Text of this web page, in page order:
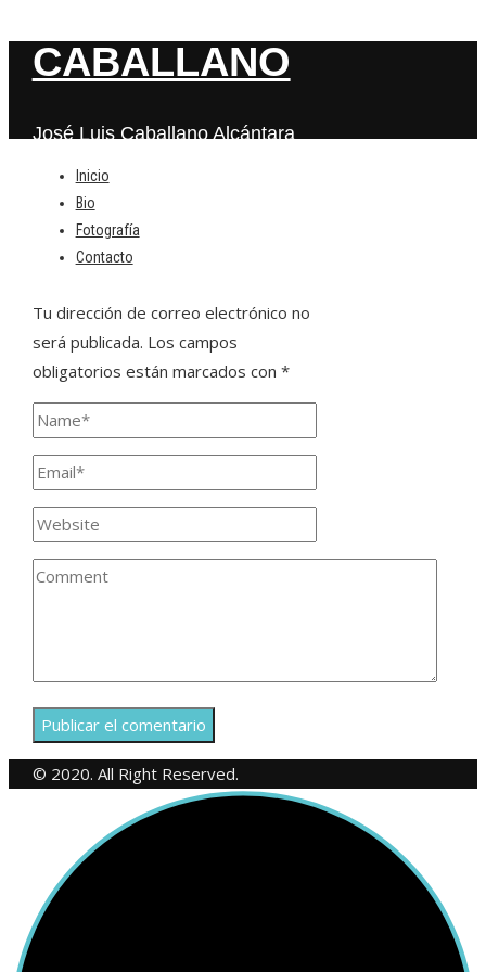
CABALLANO
José Luis Caballano Alcántara
Inicio
Bio
Fotografía
Contacto
Deja una respuesta
Tu dirección de correo electrónico no
será publicada. Los campos
obligatorios están marcados con *
© 2020. All Right Reserved.